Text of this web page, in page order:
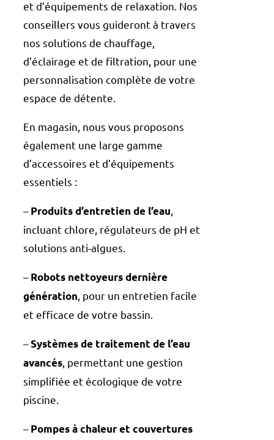
et d’équipements de relaxation. Nos
conseillers vous guideront à travers
nos solutions de chauffage,
d’éclairage et de filtration, pour une
personnalisation complète de votre
espace de détente.
En magasin, nous vous proposons
également une large gamme
d’accessoires et d’équipements
essentiels :
–Produits d’entretien de l’eau,
incluant chlore, régulateurs de pH et
solutions anti-algues.
–Robots nettoyeurs dernière
génération, pour un entretien facile
et efficace de votre bassin.
–Systèmes de traitement de l’eau
avancés, permettant une gestion
simplifiée et écologique de votre
piscine.
–Pompes à chaleur et couvertures